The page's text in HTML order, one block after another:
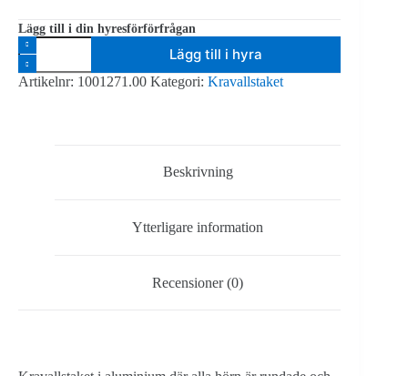
Lägg till i din hyresförförfrågan
Kravallstaket
kabelgenomföring
1m
(Totalt
Lägg till i hyra
Artikelnr: 1001271.00 Kategori: Kravallstaket
Beskrivning
Ytterligare information
Recensioner (0)